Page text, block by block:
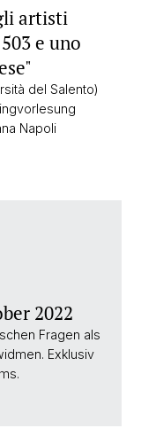
artisti
e uno
del Salento)
Napoli
2022
Fragen als
Exklusiv